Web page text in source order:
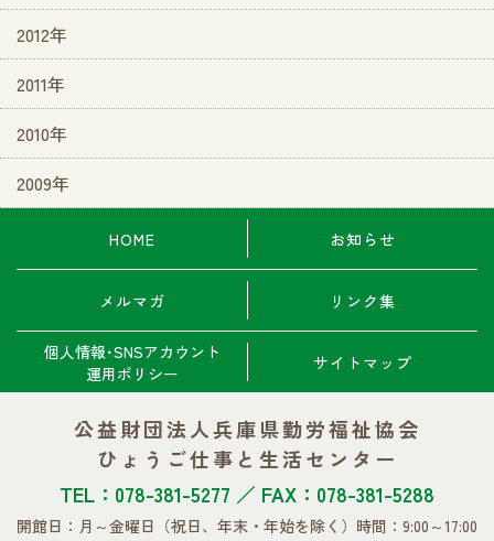
2012年
2011年
2010年
2009年
HOME お知らせ
メルマガ リンク集
個人情報･SNSアカウント
運用ポリシー
サイトマップ
公益財団法人兵庫県勤労福祉協会
ひょうご仕事と生活センター
TEL：078-381-5277 ／ FAX：078-381-5288
開館日：月～金曜日 （祝日、年末・年始を除く） 時間：9:00～17:00